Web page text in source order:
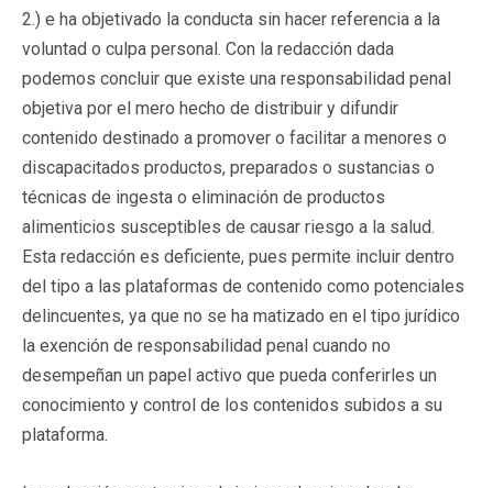
2.) e ha objetivado la conducta sin hacer referencia a la
voluntad o culpa personal. Con la redacción dada
podemos concluir que existe una responsabilidad penal
objetiva por el mero hecho de distribuir y difundir
contenido destinado a promover o facilitar a menores o
discapacitados productos, preparados o sustancias o
técnicas de ingesta o eliminación de productos
alimenticios susceptibles de causar riesgo a la salud.
Esta redacción es deficiente, pues permite incluir dentro
del tipo a las plataformas de contenido como potenciales
delincuentes, ya que no se ha matizado en el tipo jurídico
la exención de responsabilidad penal cuando no
desempeñan un papel activo que pueda conferirles un
conocimiento y control de los contenidos subidos a su
plataforma.